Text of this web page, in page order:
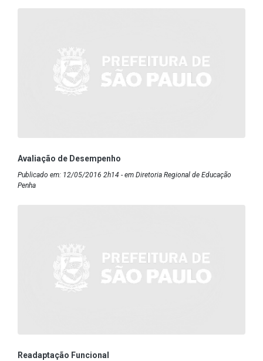
Avaliação de Desempenho
Publicado em: 12/05/2016 2h14 - em Diretoria Regional de Educação
Penha
Readaptação Funcional